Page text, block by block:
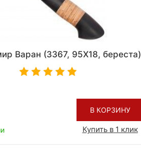
Варан (3367, 95X18, береста)
В КОРЗИНУ
Купить в 1 клик